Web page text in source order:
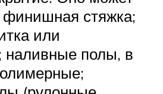
стяжка;
или
наливные полы, в